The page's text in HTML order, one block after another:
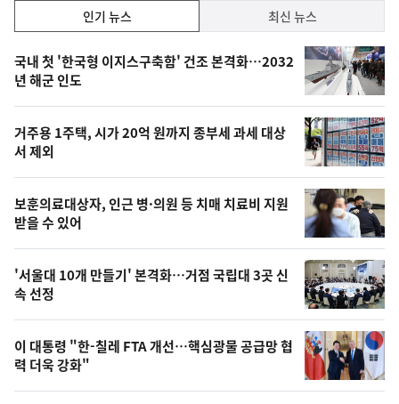
기,
최
신,
오
늘
의
영
상
오
늘
의
사
진
인기 뉴스 최신 뉴스
기
뉴
스
국내 첫 '한국형 이지스구축함' 건조 본격화…2032
년 해군 인도
거주용 1주택, 시가 20억 원까지 종부세 과세 대상
서 제외
보훈의료대상자, 인근 병·의원 등 치매 치료비 지원
받을 수 있어
'서울대 10개 만들기' 본격화…거점 국립대 3곳 신
속 선정
이 대통령 "한-칠레 FTA 개선…핵심광물 공급망 협
력 더욱 강화"